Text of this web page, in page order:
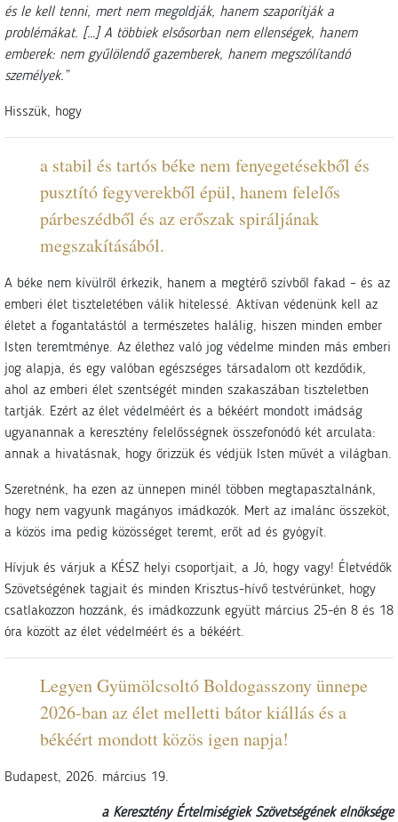
és le kell tenni, mert nem megoldják, hanem szaporítják a
problémákat. […] A többiek elsősorban nem ellenségek, hanem
emberek: nem gyűlölendő gazemberek, hanem megszólítandó
személyek.”
Hisszük, hogy
a stabil és tartós béke nem fenyegetésekből és
pusztító fegyverekből épül, hanem felelős
párbeszédből és az erőszak spiráljának
megszakításából.
A béke nem kívülről érkezik, hanem a megtérő szívből fakad – és az
emberi élet tiszteletében válik hitelessé. Aktívan védenünk kell az
életet a fogantatástól a természetes halálig, hiszen minden ember
Isten teremtménye. Az élethez való jog védelme minden más emberi
jog alapja, és egy valóban egészséges társadalom ott kezdődik,
ahol az emberi élet szentségét minden szakaszában tiszteletben
tartják. Ezért az élet védelméért és a békéért mondott imádság
ugyanannak a keresztény felelősségnek összefonódó két arculata:
annak a hivatásnak, hogy őrizzük és védjük Isten művét a világban.
Szeretnénk, ha ezen az ünnepen minél többen megtapasztalnánk,
hogy nem vagyunk magányos imádkozók. Mert az imalánc összeköt,
a közös ima pedig közösséget teremt, erőt ad és gyógyít.
Hívjuk és várjuk a KÉSZ helyi csoportjait, a Jó, hogy vagy! Életvédők
Szövetségének tagjait és minden Krisztus-hívő testvérünket, hogy
csatlakozzon hozzánk, és imádkozzunk együtt március 25-én 8 és 18
óra között az élet védelméért és a békéért.
Legyen Gyümölcsoltó Boldogasszony ünnepe
2026-ban az élet melletti bátor kiállás és a
békéért mondott közös igen napja!
Budapest, 2026. március 19.
a Keresztény Értelmiségiek Szövetségének elnöksége